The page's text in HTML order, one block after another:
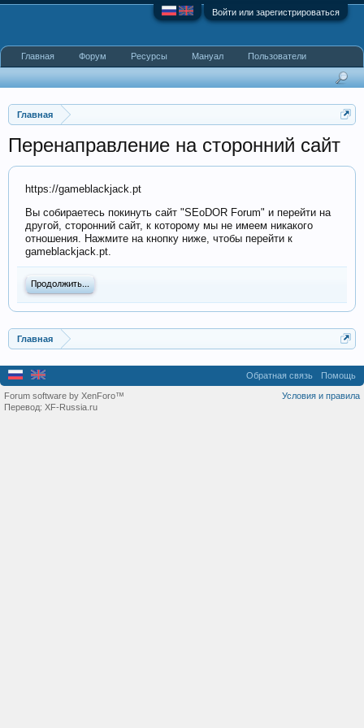
Войти или зарегистрироваться
Главная
Перенаправление на сторонний сайт
https://gameblackjack.pt
Вы собираетесь покинуть сайт "SEoDOR Forum" и перейти на
другой, сторонний сайт, к которому мы не имеем никакого
отношения. Нажмите на кнопку ниже, чтобы перейти к
gameblackjack.pt.
Продолжить...
Главная
Главная Форум Ресурсы Мануал Пользователи
Обратная связь Помощь
Условия и правила
Forum software by XenForo™
Перевод: XF-Russia.ru